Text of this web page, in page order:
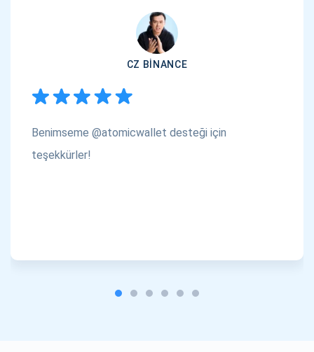
CZ BINANCE
Benimseme @atomicwallet desteği için
teşekkürler!
ABONE OL
YouTube'umuza göz atın
ABONE OL